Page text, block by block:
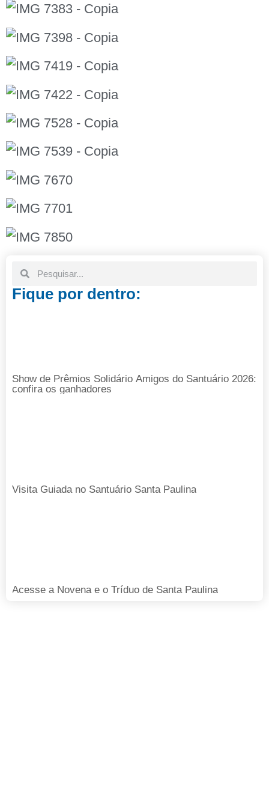
Fique por dentro:
Show de Prêmios Solidário Amigos do Santuário 2026:
confira os ganhadores
Visita Guiada no Santuário Santa Paulina
Acesse a Novena e o Tríduo de Santa Paulina